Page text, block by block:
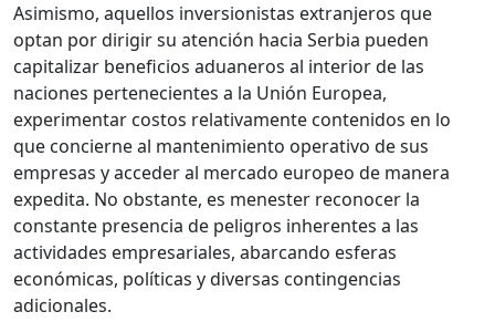
Asimismo, aquellos inversionistas extranjeros que
optan por dirigir su atención hacia Serbia pueden
capitalizar beneficios aduaneros al interior de las
naciones pertenecientes a la Unión Europea,
experimentar costos relativamente contenidos en lo
que concierne al mantenimiento operativo de sus
empresas y acceder al mercado europeo de manera
expedita. No obstante, es menester reconocer la
constante presencia de peligros inherentes a las
actividades empresariales, abarcando esferas
económicas, políticas y diversas contingencias
adicionales.